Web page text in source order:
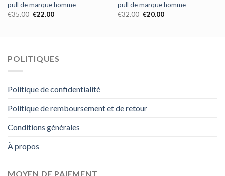
pull de marque homme
€35.00 €22.00
pull de marque homme
€32.00 €20.00
POLITIQUES
Politique de confidentialité
Politique de remboursement et de retour
Conditions générales
À propos
MOYEN DE PAIEMENT